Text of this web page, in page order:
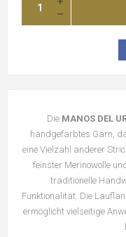
Die MANOS DEL
handgefärbtes Garn,
eine Vielzahl anderer
feinster Merinowolle
traditionelle
Funktionalität. Die
ermöglicht vielseitige